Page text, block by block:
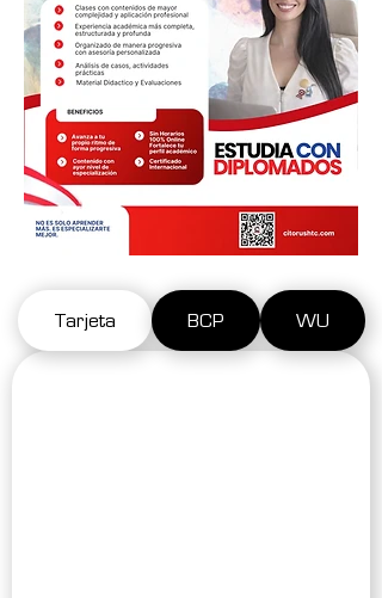
Tarjeta BCP WU